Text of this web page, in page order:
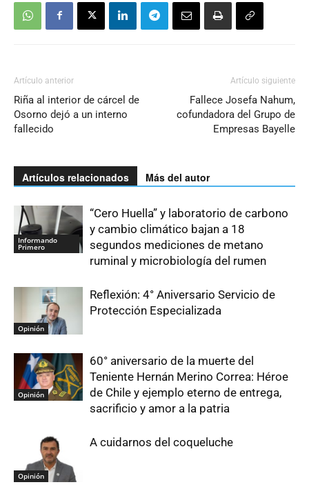
Artículo anterior
Riña al interior de cárcel de
Osorno dejó a un interno
fallecido
Artículo siguiente
Fallece Josefa Nahum,
cofundadora del Grupo de
Empresas Bayelle
Artículos relacionados Más del autor
Informando
Primero
“Cero Huella” y laboratorio de carbono
y cambio climático bajan a 18
segundos mediciones de metano
ruminal y microbiología del rumen
Opinión
Reflexión: 4° Aniversario Servicio de
Protección Especializada
Opinión
60° aniversario de la muerte del
Teniente Hernán Merino Correa: Héroe
de Chile y ejemplo eterno de entrega,
sacrificio y amor a la patria
Opinión
A cuidarnos del coqueluche